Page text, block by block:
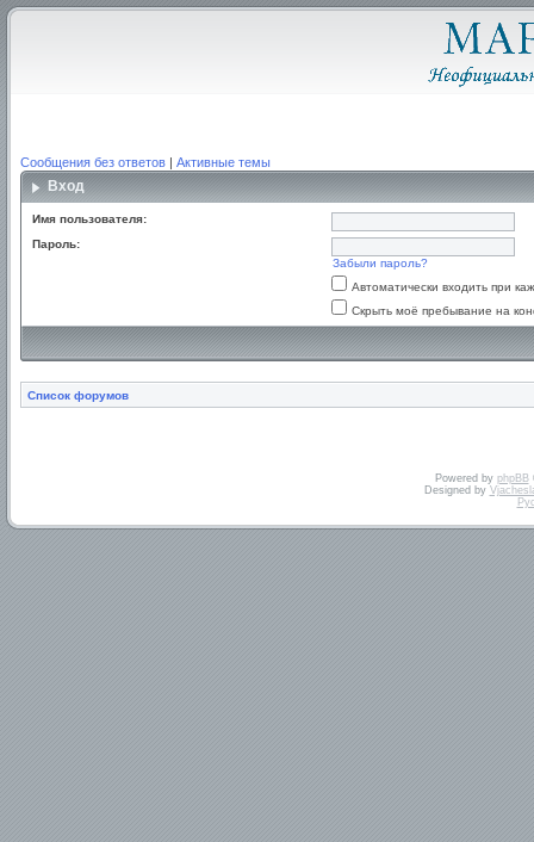
Сообщения без ответов | Активные темы
Вход
Имя пользователя:
Пароль:
Забыли пароль?
Автоматически входить при
Скрыть моё пребывание на
Список форумов
Powered by phpBB
Designed by